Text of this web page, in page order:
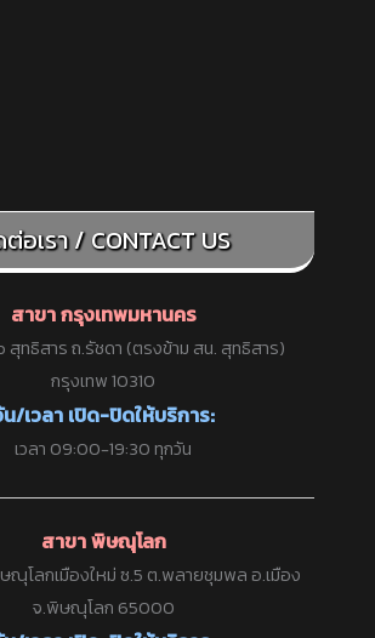
อเรา / CONTACT US
สาขา กรุงเทพมหานคร
สุทธิสาร ถ.รัชดา (ตรงข้าม สน. สุทธิสาร)
กรุงเทพ 10310
น/เวลา เปิด-ปิดให้บริการ:
เวลา 09:00-19:30 ทุกวัน
สาขา พิษณุโลก
ณุโลกเมืองใหม่ ซ.5 ต.พลายชุมพล อ.เมือง
จ.พิษณุโลก 65000